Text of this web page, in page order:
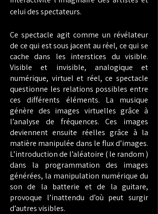
celui des spectateurs.
Ce spectacle agit comme un révélateur
de ce qui est sous jacent au réel, ce qui se
cache dans les interstices du visible.
Visible et invisible, analogique et
numérique, virtuel et réel, ce spectacle
questionne les relations possibles entre
ces différents éléments. La musique
génère des images virtuelles grâce à
l’analyse de fréquences. Ces images
deviennent ensuite réelles grâce à la
matière manipulée dans le flux d’images.
L’introduction de l’aléatoire ( le random )
dans la programmation des images
générées, la manipulation numérique du
son de la batterie et de la guitare,
provoque l’inattendu d’où peut surgir
d’autres visibles.